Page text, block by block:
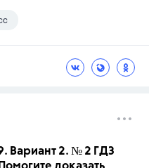
Вариант 2. № 2 ГДЗ